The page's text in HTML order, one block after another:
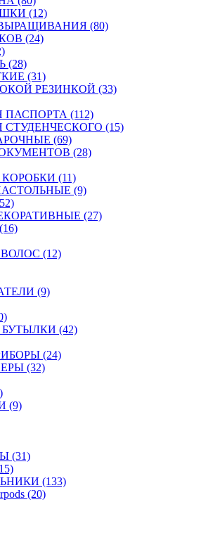
(12)
(80)
(24)
(28)
(31)
РЕЗИНКОЙ (33)
(112)
(15)
(69)
(28)
(11)
(9)
(27)
(12)
(9)
(42)
(24)
(32)
(9)
(31)
(133)
(20)